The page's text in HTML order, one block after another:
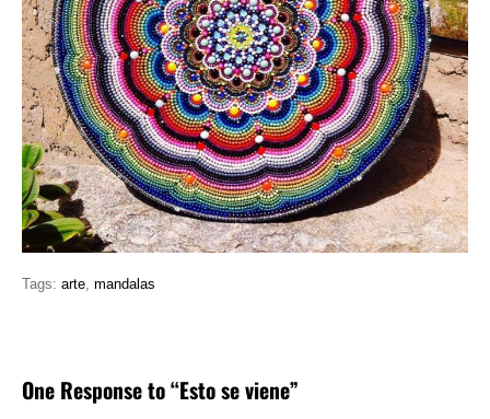
Tags: arte, mandalas
One Response to “Esto se viene”